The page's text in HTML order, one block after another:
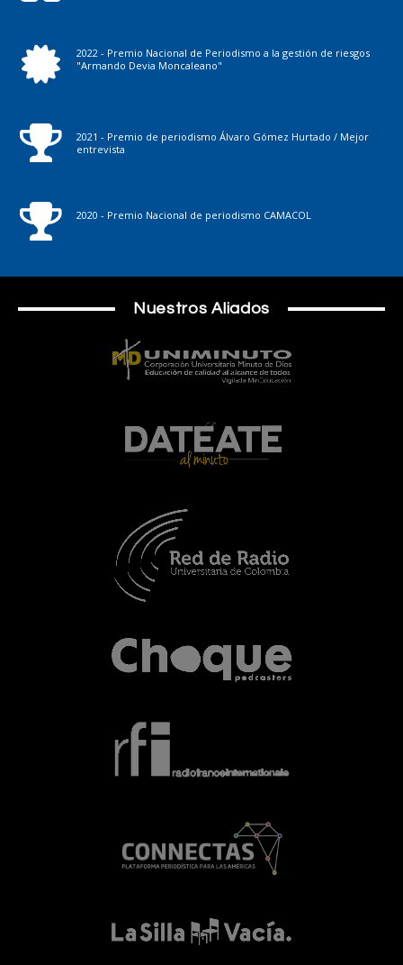
2022 - Premio Nacional de Periodismo a la gestión de riesgos
"Armando Devia Moncaleano"
2021 - Premio de periodismo Álvaro Gómez Hurtado / Mejor
entrevista
2020 - Premio Nacional de periodismo CAMACOL
Nuestros Aliados